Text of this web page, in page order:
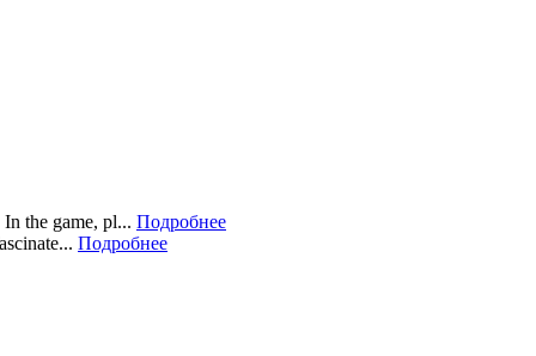
the game, pl... Подробнее
Подробнее